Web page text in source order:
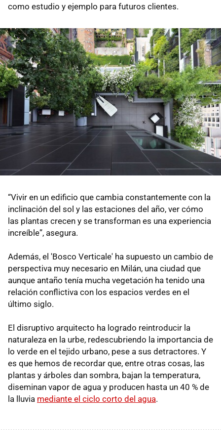
como estudio y ejemplo para futuros clientes.
“Vivir en un edificio que cambia constantemente con la
inclinación del sol y las estaciones del año, ver cómo
las plantas crecen y se transforman es una experiencia
increíble”, asegura.
Además, el 'Bosco Verticale' ha supuesto un cambio de
perspectiva muy necesario en Milán, una ciudad que
aunque antaño tenía mucha vegetación ha tenido una
relación conflictiva con los espacios verdes en el
último siglo.
El disruptivo arquitecto ha logrado reintroducir la
naturaleza en la urbe, redescubriendo la importancia de
lo verde en el tejido urbano, pese a sus detractores. Y
es que hemos de recordar que, entre otras cosas, las
plantas y árboles dan sombra, bajan la temperatura,
diseminan vapor de agua y producen hasta un 40 % de
la lluvia mediante el ciclo corto del agua.